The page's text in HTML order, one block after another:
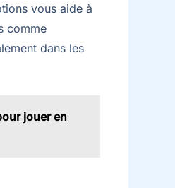
vous aide à
comme
dans les
jouer en